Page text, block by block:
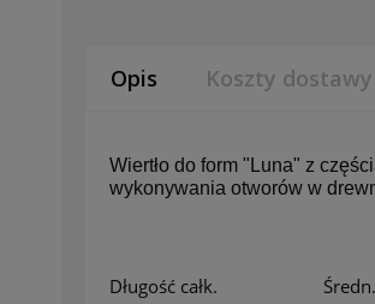
Opis Koszty dostawy
Wiertło do form "Luna" z
wykonywania otworów w
Długość całk.